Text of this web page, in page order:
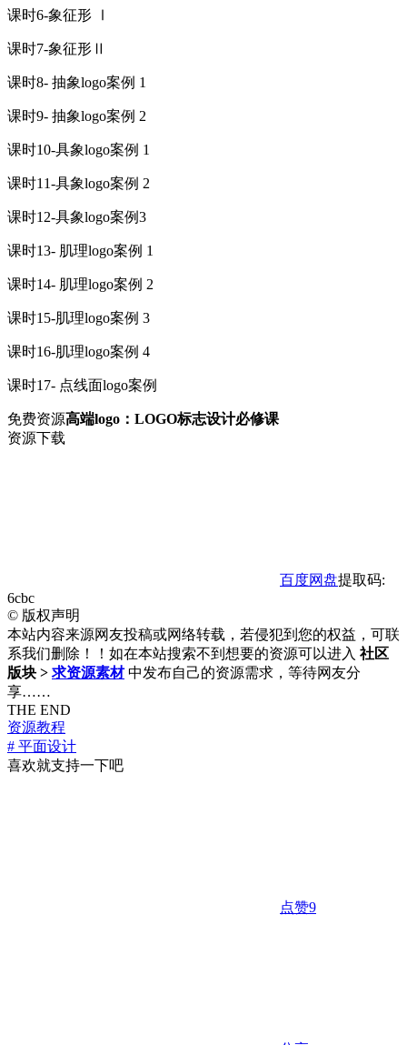
课时6-象征形 Ⅰ
课时7-象征形Ⅱ
课时8- 抽象logo案例 1
课时9- 抽象logo案例 2
课时10-具象logo案例 1
课时11-具象logo案例 2
课时12-具象logo案例3
课时13- 肌理logo案例 1
课时14- 肌理logo案例 2
课时15-肌理logo案例 3
课时16-肌理logo案例 4
课时17- 点线面logo案例
免费资源高端logo：LOGO标志设计必修课
资源下载
百度网盘提取码:
6cbc
© 版权声明
本站内容来源网友投稿或网络转载，若侵犯到您的权益，可联
系我们删除！！如在本站搜索不到想要的资源可以进入 社区
版块 > 求资源素材 中发布自己的资源需求，等待网友分
享……
THE END
资源教程
# 平面设计
喜欢就支持一下吧
点赞9